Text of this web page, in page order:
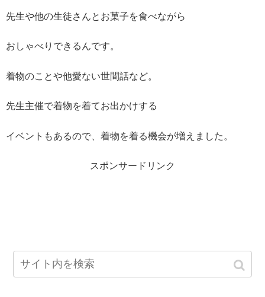
先生や他の生徒さんとお菓子を食べながら
おしゃべりできるんです。
着物のことや他愛ない世間話など。
先生主催で着物を着てお出かけする
イベントもあるので、着物を着る機会が増えました。
スポンサードリンク